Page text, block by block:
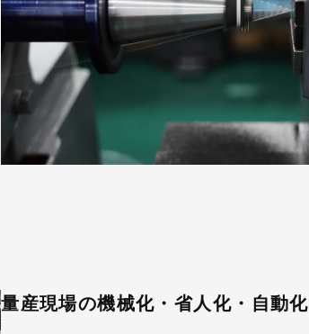
量産現場の機械化・省人化・自動